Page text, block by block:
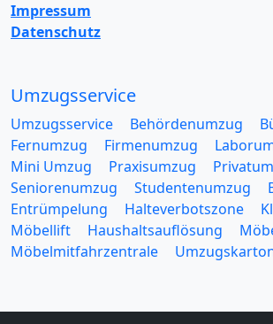
Impressum
Datenschutz
Umzugsservice
Umzugsservice Behördenumzug
Fernumzug
Firmenumzug
Mini Umzug
Praxisumzug
Seniorenumzug
Studentenumzug
Entrümpelung
Halteverbotszone
Möbellift
Haushaltsauflösung
Möbelmitfahrzentrale